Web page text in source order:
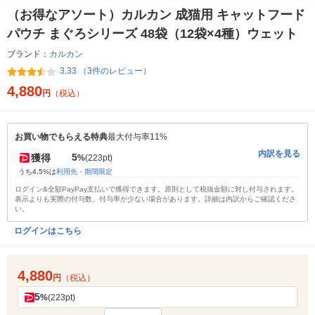
（お得なアソート）カルカン 成猫用 キャットフード
パウチ まぐろシリーズ 48袋（12袋×4種）ウェット
ブランド： カルカン
3.33 （3件のレビュー）
4,880円 （税込）
お買い物でもらえる特典最大付与率11%
獲得 5%(223pt)
うち4.5%は利用先・期間限定
内訳を見る
ログイン&全額PayPay支払いで獲得できます。原則として税抜金額に対し付与されます。
表示よりも実際の付与数、付与率が少ない場合があります。詳細は内訳からご確認くださ
い。
ログインはこちら
4,880円 （税込）
5%(223pt)